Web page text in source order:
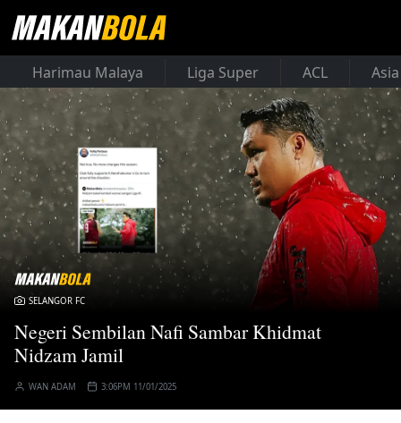
Harimau Malaya Liga Super ACL
SELANGOR FC
Negeri Sembilan Nafi Sambar Khidmat
Nidzam Jamil
WAN ADAM 3:06PM 11/01/2025